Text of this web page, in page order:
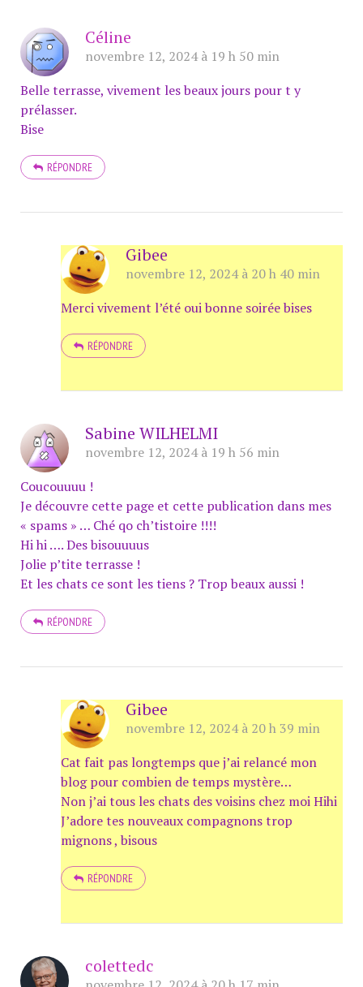
Céline
novembre 12, 2024 à 19 h 50 min
Belle terrasse, vivement les beaux jours pour t y
prélasser.
Bise
RÉPONDRE
Gibee
novembre 12, 2024 à 20 h 40 min
Merci vivement l’été oui bonne soirée bises
RÉPONDRE
Sabine WILHELMI
novembre 12, 2024 à 19 h 56 min
Coucouuuu !
Je découvre cette page et cette publication dans mes
« spams » … Ché qo ch’tistoire !!!!
Hi hi …. Des bisouuuus
Jolie p’tite terrasse !
Et les chats ce sont les tiens ? Trop beaux aussi !
RÉPONDRE
Gibee
novembre 12, 2024 à 20 h 39 min
Cat fait pas longtemps que j’ai relancé mon
blog pour combien de temps mystère…
Non j’ai tous les chats des voisins chez moi Hihi
J’adore tes nouveaux compagnons trop
mignons , bisous
RÉPONDRE
colettedc